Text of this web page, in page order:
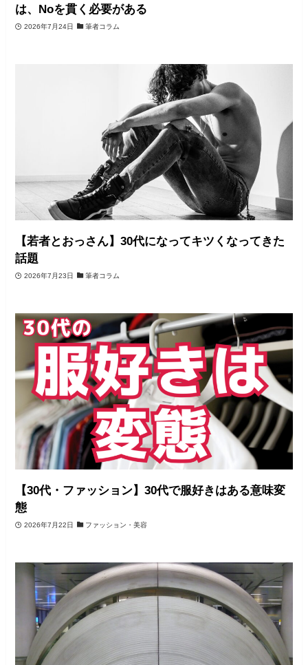
は、Noを貫く必要がある
2026年7月24日 筆者コラム
【若者とおっさん】30代になってキツくなってきた
話題
2026年7月23日 筆者コラム
【30代・ファッション】30代で服好きはある意味変
態
2026年7月22日 ファッション・美容